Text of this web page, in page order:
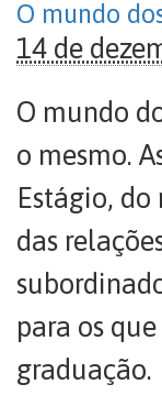
O mundo
14 de
O mundo
o mesmo.
Estágio,
das
para os